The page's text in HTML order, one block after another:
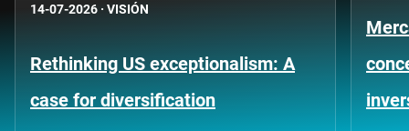
14-07-2026 · VISIÓN
Rethinking US exceptionalism: A
case for diversification